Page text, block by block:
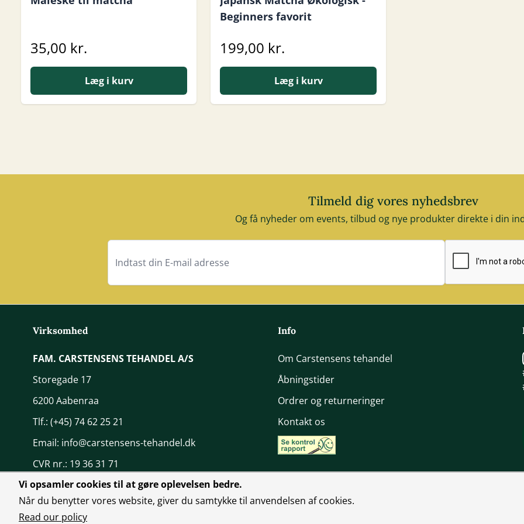
Vi opsamler cookies til at gøre oplevelsen bedre.
Når du benytter vores website, giver du samtykke til anvendelsen af cookies.
Read our policy
35,00 kr.
Læg i kurv
Beginners favorit
199,00 kr.
Læg i kurv
Tilmeld dig vores nyhedsbrev
Og få nyheder om events, tilbud og nye produkter direkte i din
E-mail adresse
Virksomhed
FAM. CARSTENSENS TEHANDEL A/S
Storegade 17
6200 Aabenraa
Tlf.: (+45) 74 62 25 21
Email: info@carstensens-tehandel.dk
CVR nr.: 19 36 31 71
Info
Om Carstensens tehandel
Åbningstider
Ordrer og returneringer
Kontakt os